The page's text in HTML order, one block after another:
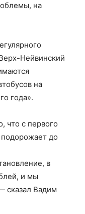
на
Нейвинский
на
года».
что с первого
подорожает до
в
и мы
сказал Вадим